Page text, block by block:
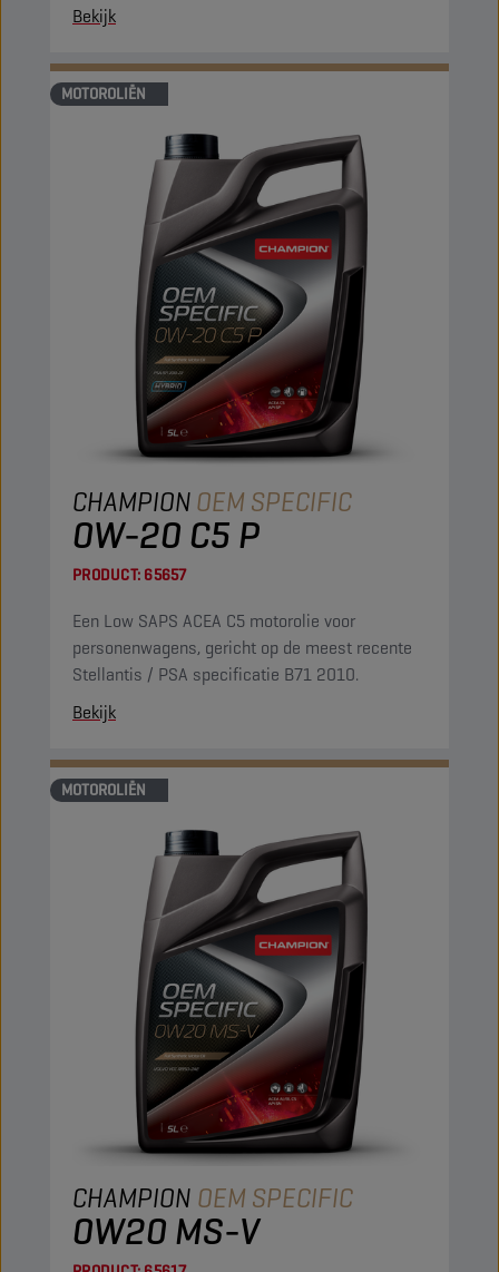
Bekijk
MOTOROLIËN
CHAMPIONOEM SPECIFIC
0W-20 C5 P
PRODUCT: 65657
Een Low SAPS ACEA C5 motorolie voor
personenwagens, gericht op de meest recente
Stellantis / PSA specificatie B71 2010.
Bekijk
MOTOROLIËN
CHAMPION OEM SPECIFIC
0W20 MS-V